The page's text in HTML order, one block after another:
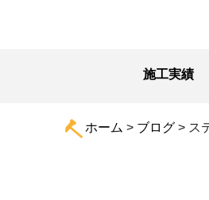
施工実績
ホーム > ブログ > ス